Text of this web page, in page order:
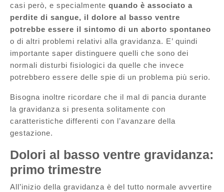
casi però, e specialmente quando è associato a
perdite di sangue, il dolore al basso ventre
potrebbe essere il sintomo di un aborto spontaneo
o di altri problemi relativi alla gravidanza. E’ quindi
importante saper distinguere quelli che sono dei
normali disturbi fisiologici da quelle che invece
potrebbero essere delle spie di un problema più serio.
Bisogna inoltre ricordare che il mal di pancia durante
la gravidanza si presenta solitamente con
caratteristiche differenti con l’avanzare della
gestazione.
Dolori al basso ventre gravidanza:
primo trimestre
All’inizio della gravidanza è del tutto normale avvertire